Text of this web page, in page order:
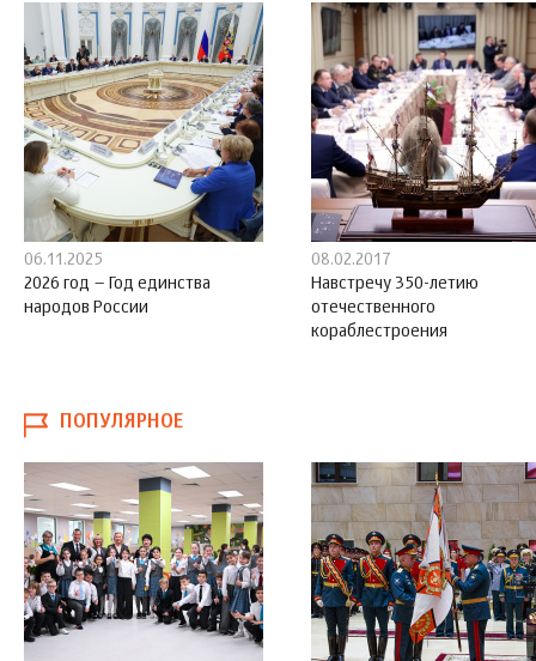
06.11.2025
2026 год – Год единства
народов России
08.02.2017
Навстречу 350-летию
отечественного
кораблестроения
ПОПУЛЯРНОЕ